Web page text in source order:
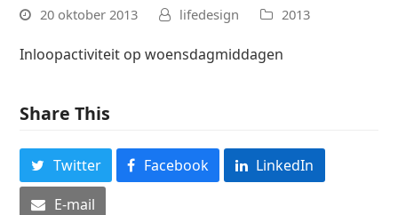
20 oktober 2013 lifedesign 2013
Inloopactiviteit op woensdagmiddagen
Share This
Twitter Facebook
LinkedIn
E-mail